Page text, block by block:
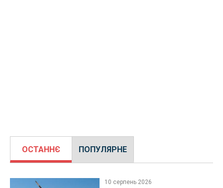
ОСТАННЄ ПОПУЛЯРНЕ
10 серпень 2026